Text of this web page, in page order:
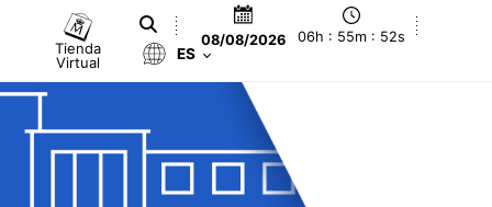
Tienda
Virtual
08/08/2026 06h : 55m : 52s
ES